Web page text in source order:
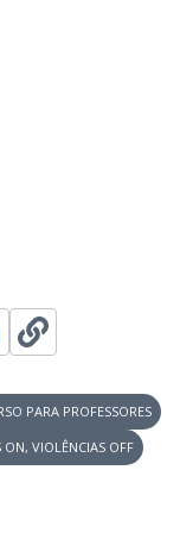
PARA PROFESSORES
ON, VIOLÊNCIAS OFF